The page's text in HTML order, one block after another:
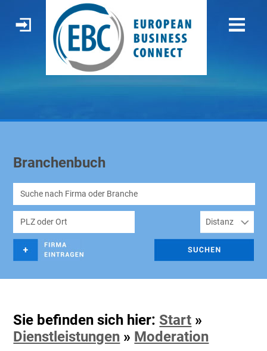
Branchenbuch
Sie befinden sich hier: Start »
Dienstleistungen » Moderation